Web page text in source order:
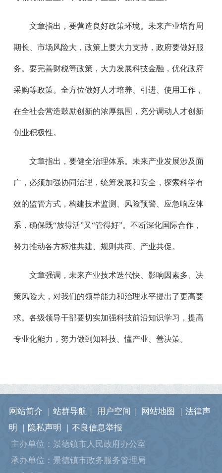
文章指出，要营造良好政策环境。未来产业培育周
期长、市场风险大，政策上要大力支持，政府要做好服
务。要完善财税等政策，大力发展科技金融，优化政府
采购等政策。全方位做好人才培养、引进、使用工作，
在全社会营造鼓励创新的浓厚氛围，充分调动人才创新
创业积极性。
文章指出，要健全治理体系。未来产业发展涉及面
广，必须加强协同治理，统筹发展和安全，探索科学有
效的监管方式，构建技术监测、风险预警、应急响应体
系，确保既“放得活”又“管得好”。不断深化国际合作，
努力推动各方标准共建、规则共商、产业共促。
文章强调，未来产业技术迭代快、影响因素多、决
策风险大，对我们的领导能力和治理水平提出了更高要
求。各级领导干部要切实加强科技前沿知识学习，提高
专业化能力，努力做到知科技、懂产业、善决策。
网站简介 | 站群导航 | 用户空间 | 网站地图 | 法律声
明
| 隐私声明 | 不良信息举报
主办单位：景德镇市人民政府办公室
承办单位：景德镇市政务服务管理局